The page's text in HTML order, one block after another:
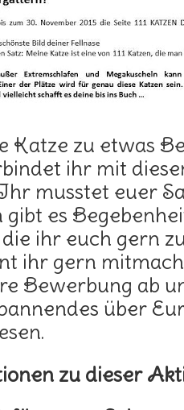
Katze zu etwas
ihr mit
musstet euer
gibt es
ihr euch gern
ihr gern
Bewerbung ab
über
zu dieser